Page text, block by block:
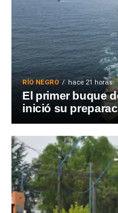
RÍO NEGRO hace 21 horas
El primer buque
inició su